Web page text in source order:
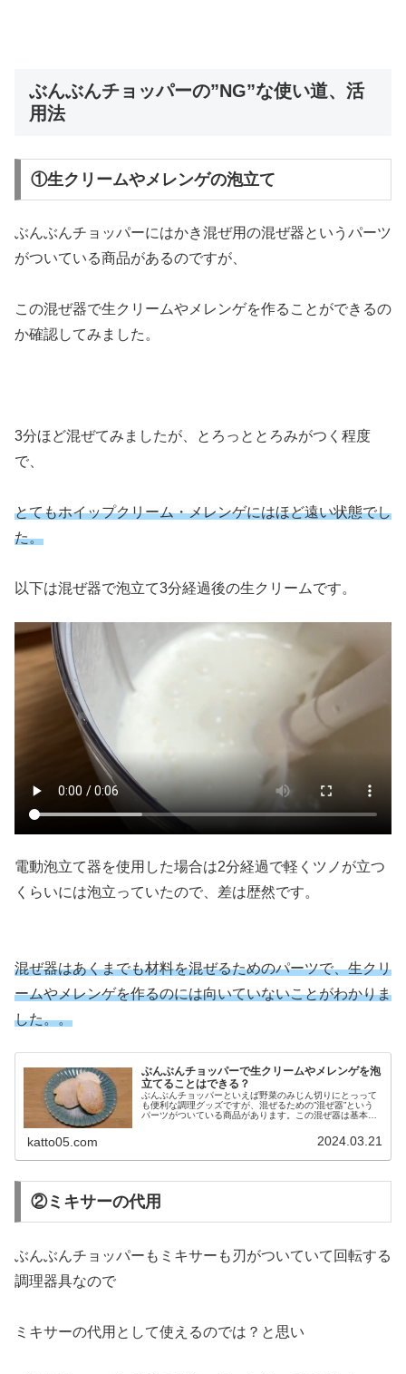
ぶんぶんチョッパーの”NG”な使い道、活
用法
①生クリームやメレンゲの泡立て
ぶんぶんチョッパーにはかき混ぜ用の混ぜ器というパーツ
がついている商品があるのですが、
この混ぜ器で生クリームやメレンゲを作ることができるの
か確認してみました。
3分ほど混ぜてみましたが、とろっととろみがつく程度
で、
とてもホイップクリーム・メレンゲにはほど遠い状態でし
た。
以下は混ぜ器で泡立て3分経過後の生クリームです。
電動泡立て器を使用した場合は2分経過で軽くツノが立つ
くらいには泡立っていたので、差は歴然です。
混ぜ器はあくまでも材料を混ぜるためのパーツで、生クリ
ームやメレンゲを作るのには向いていないことがわかりま
した。。
ぶんぶんチョッパーで生クリームやメレンゲを泡
立てることはできる？
ぶんぶんチョッパーといえば野菜のみじん切りにとっって
も便利な調理グッズですが、混ぜるための”混ぜ器”という
パーツがついている商品があります。この混ぜ器は基本的
katto05.com 2024.03.21
②ミキサーの代用
ぶんぶんチョッパーもミキサーも刃がついていて回転する
調理器具なので
ミキサーの代用として使えるのでは？と思い